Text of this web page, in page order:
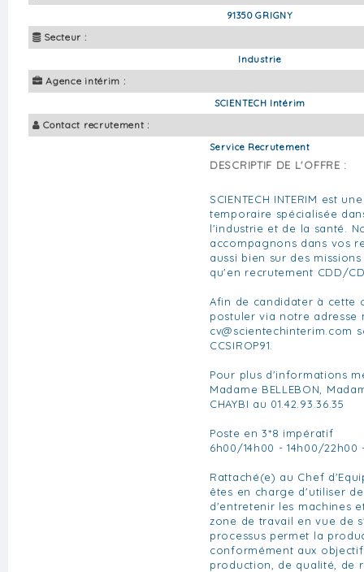
91350 GRIGNY
Secteur :
Industrie
Agence intérim :
SCIENTECH Intérim
Contact recrutement :
Service Recrutement
DESCRIPTIF DE L'OFFRE :
SCIENTECH INTERIM est
temporaire spécialisée
l'industrie et de la santé.
accompagnons dans vos
aussi bien sur des
qu'en recrutement CDD/
Afin de candidater à cette
postuler via notre adresse
cv@scientechinterim.com
CCSIROP91.
Pour plus d'informations
Madame BELLEBON,
CHAYBI au 01.42.93.36.35
Poste en 3*8 impératif
6h00/14h00 - 14h00/
Rattaché(e) au Chef
êtes en charge d'utiliser
d'entretenir les machines
zone de travail en vue de
processus permet la
conformément aux
production, de qualité, de